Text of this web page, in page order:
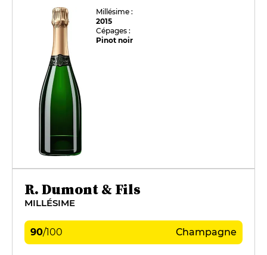
Millésime :
2015
Cépages :
Pinot noir
R. Dumont & Fils
MILLÉSIME
90/100 Champagne